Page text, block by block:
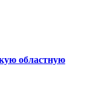
областную